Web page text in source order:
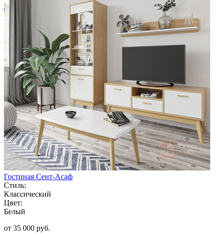
Гостиная Сент-Асаф
Стиль:
Классический
Цвет:
Белый
от 35 000 руб.